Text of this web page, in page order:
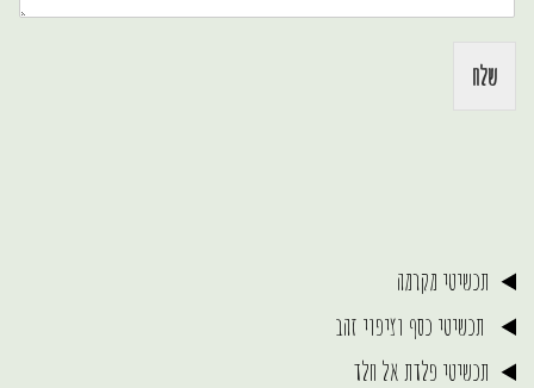
שלח
תכשיטי מקרמה
תכשיטי כסף וציפוי זהב
תכשיטי פלדת אל חלד